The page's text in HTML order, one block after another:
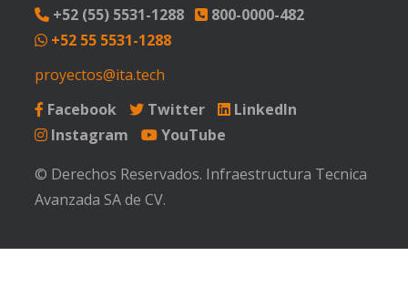
+52 (55) 5531-1288
800-0000-482
+52 55 5531-1288
proyectos@ita.tech
Facebook
Twitter
LinkedIn
Instagram
YouTube
© Derechos Reservados. Infraestructura Tecnica
Avanzada SA de CV.